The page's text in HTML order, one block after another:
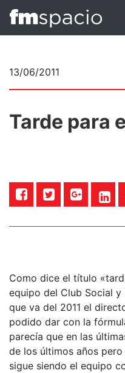
13/06/2011
Tarde para
Como dice el título
equipo del Club Social
que va del 2011 el
podido dar con la
parecía que en las
de los últimos años
sigue siendo el equipo